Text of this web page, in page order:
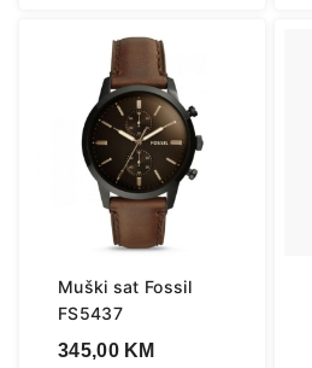
Muški sat Fossil
FS5437
345,00 KM